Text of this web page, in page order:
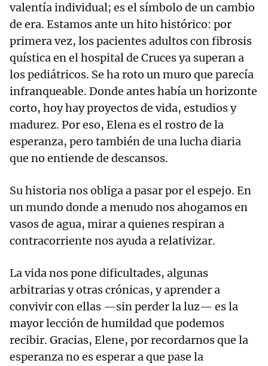
valentía individual; es el símbolo de un cambio
de era. Estamos ante un hito histórico: por
primera vez, los pacientes adultos con fibrosis
quística en el hospital de Cruces ya superan a
los pediátricos. Se ha roto un muro que parecía
infranqueable. Donde antes había un horizonte
corto, hoy hay proyectos de vida, estudios y
madurez. Por eso, Elena es el rostro de la
esperanza, pero también de una lucha diaria
que no entiende de descansos.
Su historia nos obliga a pasar por el espejo. En
un mundo donde a menudo nos ahogamos en
vasos de agua, mirar a quienes respiran a
contracorriente nos ayuda a relativizar.
La vida nos pone dificultades, algunas
arbitrarias y otras crónicas, y aprender a
convivir con ellas —sin perder la luz— es la
mayor lección de humildad que podemos
recibir. Gracias, Elene, por recordarnos que la
esperanza no es esperar a que pase la